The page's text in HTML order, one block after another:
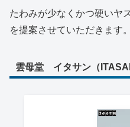
たわみが少なくかつ硬いヤ
を提案させていただきます。
雲母堂 イタサン（